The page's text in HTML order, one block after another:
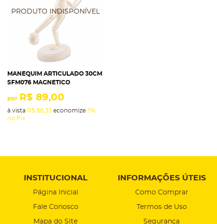
MANEQUIM ARTICULADO 30CM
SFM076 MAGNETICO
por R$ 89,00
à vista R$ 86,33 economize 3%
no Pix
INSTITUCIONAL
Página Inicial
Fale Conosco
Mapa do Site
INFORMAÇÕES ÚTEIS
Como Comprar
Termos de Uso
Segurança